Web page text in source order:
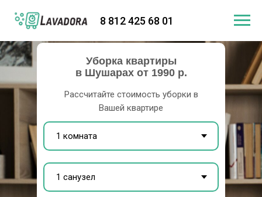
8 812 425 68 01
Уборка квартиры
в Шушарах от 1990 р.
Рассчитайте стоимость уборки в
Вашей квартире